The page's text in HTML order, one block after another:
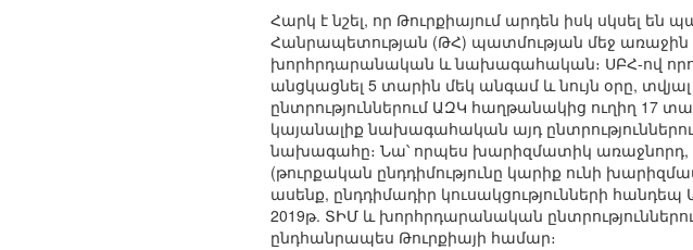
Հարկ է նշել, որ Թուրքիայում արդեն իսկ սկսել են
Հանրապետության (ԹՀ) պատմության մեջ առաջին
խորհրդարանական և նախագահական։ ՍԲՀ-ով
անցկացնել 5 տարին մեկ անգամ և նույն օրը,
ընտրություններում ԱԶԿ հաղթանակից ուղիղ 17
կայանալիք նախագահական այդ
նախագահը։ Նա՝ որպես խարիզմատիկ առաջնորդ,
(թուրքական ընդդիմությունը կարիք ունի
ասենք, ընդդիմադիր կուսակցությունների
2019թ. ՏԻՄ և խորհրդարանական
ընդհանրապես Թուրքիայի համար։